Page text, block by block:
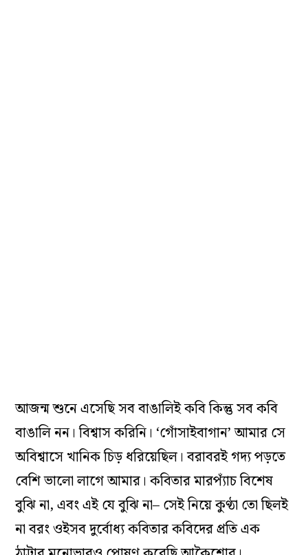
আজন্ম শুনে এসেছি সব বাঙালিই কবি কিন্তু সব কবি
বাঙালি নন। বিশ্বাস করিনি। ‘গোঁসাইবাগান’ আমার সে
অবিশ্বাসে খানিক চিড় ধরিয়েছিল। বরাবরই গদ্য পড়তে
বেশি ভালো লাগে আমার। কবিতার মারপ্যাঁচ বিশেষ
বুঝি না, এবং এই যে বুঝি না– সেই নিয়ে কুণ্ঠা তো ছিলই
না বরং ওইসব দুর্বোধ্য কবিতার কবিদের প্রতি এক